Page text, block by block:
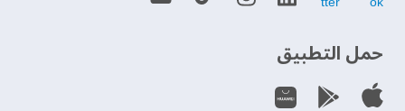
حمل التطبيق